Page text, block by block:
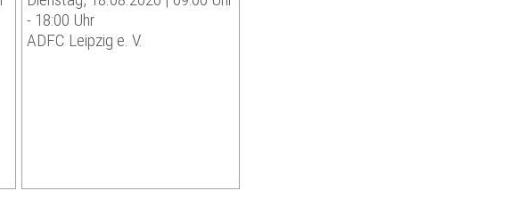
- 18:00 Uhr
ADFC Leipzig e. V.